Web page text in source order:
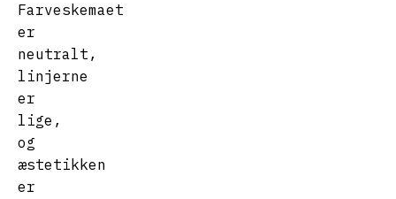
Farveskemaet
er
neutralt,
linjerne
er
lige,
og
æstetikken
er